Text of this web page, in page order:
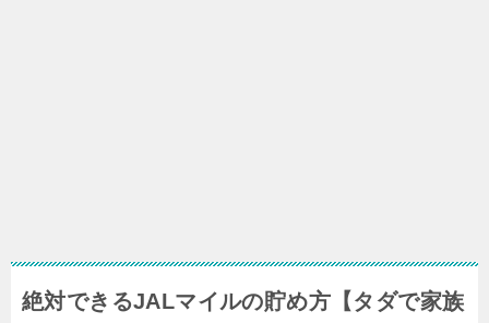
絶対できるJALマイルの貯め方【タダで家族